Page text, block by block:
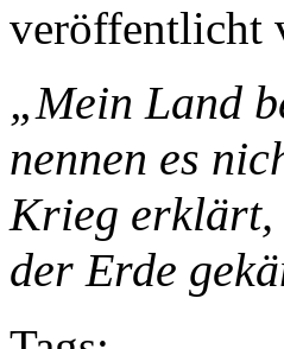
veröffentlicht
„Mein Land
nennen es
Krieg erklärt,
der Erde